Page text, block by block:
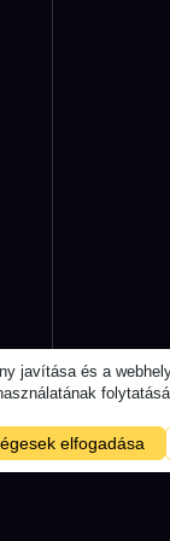
javítása és a
elfogadása